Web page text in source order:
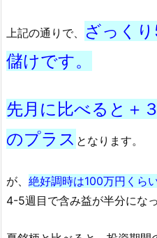
上記の通りで、
ざっく
儲けです。
先月に比べると＋
のプラス となります。
が、 絶好調時は100万円くら
4-5週目で含み益が半分にな